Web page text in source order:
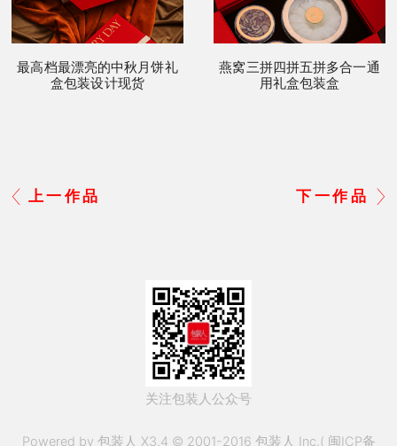
最高档最漂亮的中秋月饼礼
盒包装设计现货
燕窝三拼四拼五拼多合一通
用礼盒包装盒
上一作品 下一作品
关注包装人公众号
Powered by 包装人 X3.4 © 2001-2016 包装人 Inc.( 闽ICP备